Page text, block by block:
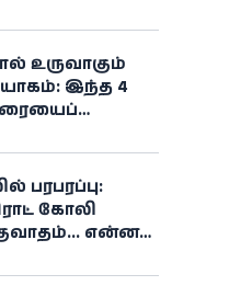
உருவாகும்
இந்த 4
அதிர்ஷ்டம்
பரபரப்பு:
கோலி
என்ன